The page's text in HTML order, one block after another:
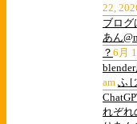
22,
ブログ
あん
？ 6月
am ふ
れぞれ